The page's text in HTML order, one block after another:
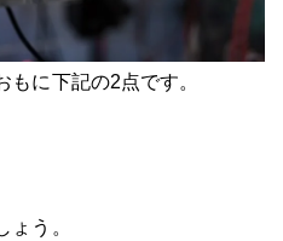
もに下記の2点です。
う。